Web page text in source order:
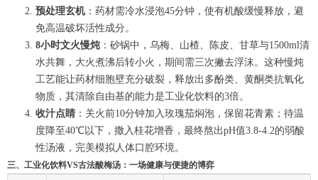
预处理玄机：药材需冷水浸泡45分钟，使有机酸缓慢释放，避
免高温破坏活性成分。
8小时文火慢炖 ：砂锅中，乌梅、山楂、陈皮、甘草与1500ml清
水共舞，大火煮沸后转小火，期间需三次撇去浮沫。这种慢炖
工艺能让药材细胞壁充分破裂，释放出多酚类、黄酮类抗氧化
物质，其清除自由基的能力是工业化饮料的3倍。
收汁点睛 ：关火前10分钟加入玫瑰茄焖泡，保留花青素；待温
度降至40℃以下，撒入桂花增香，最终熬出pH值3.8-4.2的弱酸
性汤液，完美模拟人体口腔环境。
三、工业化饮料VS古法酸梅汤：一场健康与便捷的博弈